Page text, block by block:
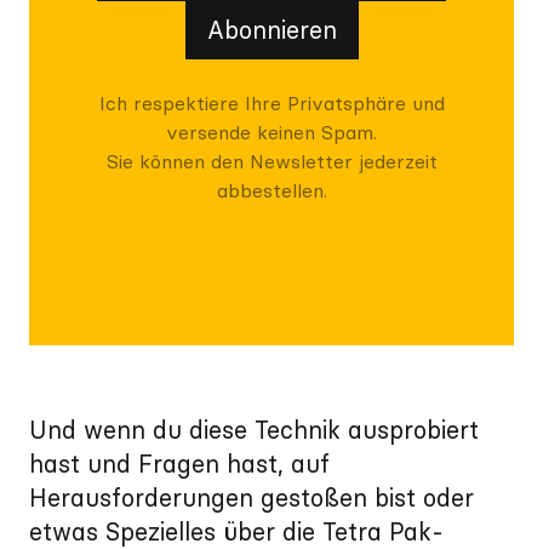
Abonnieren
Ich respektiere Ihre Privatsphäre und
versende keinen Spam.
Sie können den Newsletter jederzeit
abbestellen.
Und wenn du diese Technik ausprobiert
hast und Fragen hast, auf
Herausforderungen gestoßen bist oder
etwas Spezielles über die Tetra Pak-